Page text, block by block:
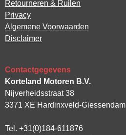
Retourneren & Ruilen
Privacy
Algemene Voorwaarden
Disclaimer
Contactgegevens
Korteland Motoren B.V.
Nijverheidsstraat 38
3371 XE Hardinxveld-Giessendam
Tel. +31(0)184-611876